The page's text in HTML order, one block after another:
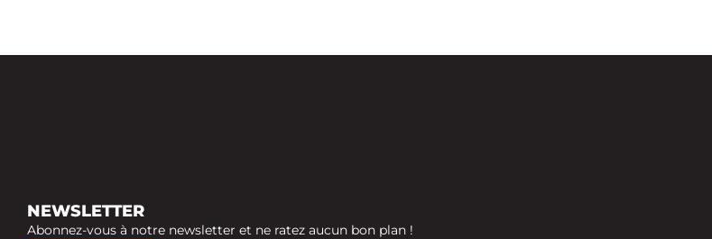
NEWSLETTER
Abonnez-vous à notre newsletter et ne ratez aucun bon plan !